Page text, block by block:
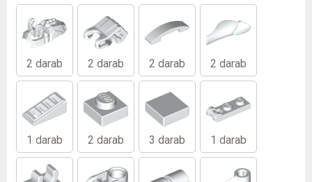
2 darab 2 darab 2 darab 2 darab
1 darab 2 darab 3 darab 1 darab